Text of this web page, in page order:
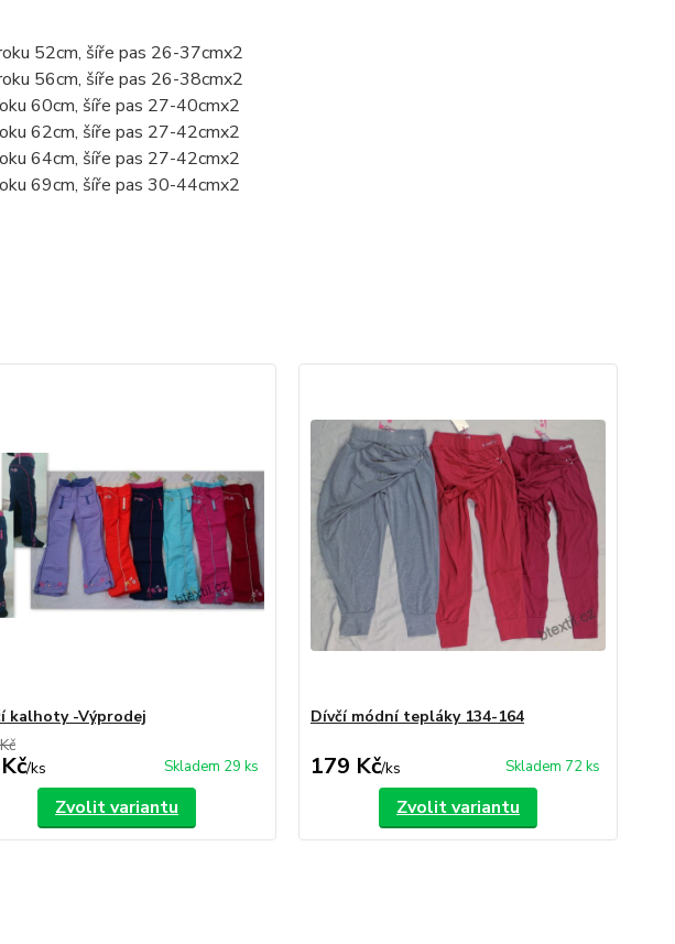
52cm, šíře pas 26-37cmx2
56cm, šíře pas 26-38cmx2
60cm, šíře pas 27-40cmx2
62cm, šíře pas 27-42cmx2
64cm, šíře pas 27-42cmx2
69cm, šíře pas 30-44cmx2
kalhoty -Výprodej
/ks Skladem 29 ks
Zvolit variantu
Dívčí módní tepláky 134-164
179 Kč/ks Skladem 72 ks
Zvolit variantu